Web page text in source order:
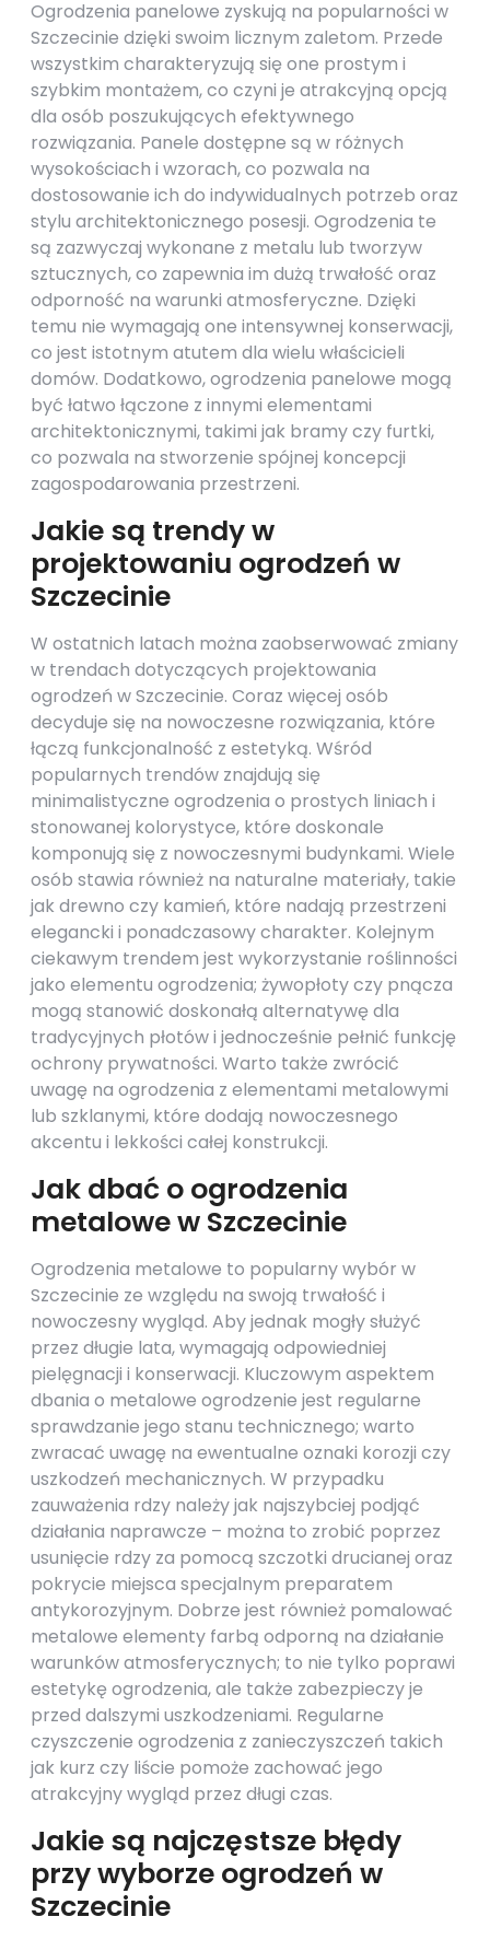
Ogrodzenia panelowe zyskują na popularności w
Szczecinie dzięki swoim licznym zaletom. Przede
wszystkim charakteryzują się one prostym i
szybkim montażem, co czyni je atrakcyjną opcją
dla osób poszukujących efektywnego
rozwiązania. Panele dostępne są w różnych
wysokościach i wzorach, co pozwala na
dostosowanie ich do indywidualnych potrzeb oraz
stylu architektonicznego posesji. Ogrodzenia te
są zazwyczaj wykonane z metalu lub tworzyw
sztucznych, co zapewnia im dużą trwałość oraz
odporność na warunki atmosferyczne. Dzięki
temu nie wymagają one intensywnej konserwacji,
co jest istotnym atutem dla wielu właścicieli
domów. Dodatkowo, ogrodzenia panelowe mogą
być łatwo łączone z innymi elementami
architektonicznymi, takimi jak bramy czy furtki,
co pozwala na stworzenie spójnej koncepcji
zagospodarowania przestrzeni.
Jakie są trendy w
projektowaniu ogrodzeń w
Szczecinie
W ostatnich latach można zaobserwować zmiany
w trendach dotyczących projektowania
ogrodzeń w Szczecinie. Coraz więcej osób
decyduje się na nowoczesne rozwiązania, które
łączą funkcjonalność z estetyką. Wśród
popularnych trendów znajdują się
minimalistyczne ogrodzenia o prostych liniach i
stonowanej kolorystyce, które doskonale
komponują się z nowoczesnymi budynkami. Wiele
osób stawia również na naturalne materiały, takie
jak drewno czy kamień, które nadają przestrzeni
elegancki i ponadczasowy charakter. Kolejnym
ciekawym trendem jest wykorzystanie roślinności
jako elementu ogrodzenia; żywopłoty czy pnącza
mogą stanowić doskonałą alternatywę dla
tradycyjnych płotów i jednocześnie pełnić funkcję
ochrony prywatności. Warto także zwrócić
uwagę na ogrodzenia z elementami metalowymi
lub szklanymi, które dodają nowoczesnego
akcentu i lekkości całej konstrukcji.
Jak dbać o ogrodzenia
metalowe w Szczecinie
Ogrodzenia metalowe to popularny wybór w
Szczecinie ze względu na swoją trwałość i
nowoczesny wygląd. Aby jednak mogły służyć
przez długie lata, wymagają odpowiedniej
pielęgnacji i konserwacji. Kluczowym aspektem
dbania o metalowe ogrodzenie jest regularne
sprawdzanie jego stanu technicznego; warto
zwracać uwagę na ewentualne oznaki korozji czy
uszkodzeń mechanicznych. W przypadku
zauważenia rdzy należy jak najszybciej podjąć
działania naprawcze – można to zrobić poprzez
usunięcie rdzy za pomocą szczotki drucianej oraz
pokrycie miejsca specjalnym preparatem
antykorozyjnym. Dobrze jest również pomalować
metalowe elementy farbą odporną na działanie
warunków atmosferycznych; to nie tylko poprawi
estetykę ogrodzenia, ale także zabezpieczy je
przed dalszymi uszkodzeniami. Regularne
czyszczenie ogrodzenia z zanieczyszczeń takich
jak kurz czy liście pomoże zachować jego
atrakcyjny wygląd przez długi czas.
Jakie są najczęstsze błędy
przy wyborze ogrodzeń w
Szczecinie